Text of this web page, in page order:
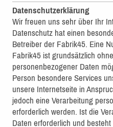
Datenschutzerklärung
Wir freuen uns sehr über Ihr
Datenschutz hat einen
Betreiber der Fabrik45. Eine
Fabrik45 ist grundsätzlich
personenbezogener Daten
Person besondere Services
unsere Internetseite in
jedoch eine Verarbeitung
erforderlich werden. Ist die
Daten erforderlich und